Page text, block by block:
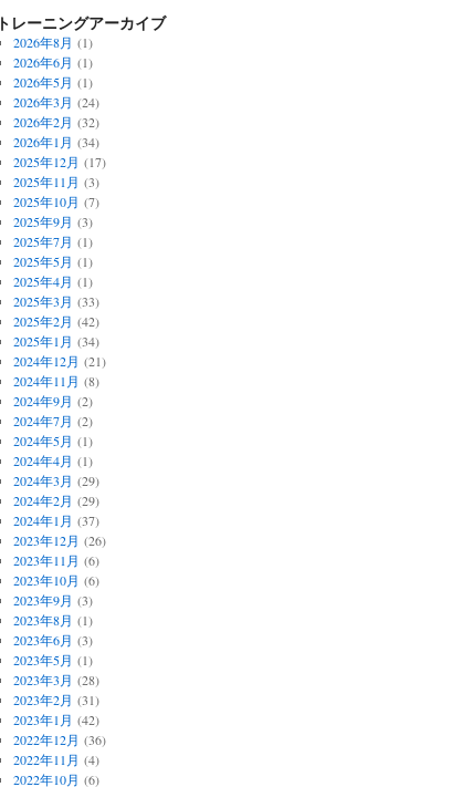
トレーニングアーカイブ
2026年8月 (1)
2026年6月 (1)
2026年5月 (1)
2026年3月 (24)
2026年2月 (32)
2026年1月 (34)
2025年12月 (17)
2025年11月 (3)
2025年10月 (7)
2025年9月 (3)
2025年7月 (1)
2025年5月 (1)
2025年4月 (1)
2025年3月 (33)
2025年2月 (42)
2025年1月 (34)
2024年12月 (21)
2024年11月 (8)
2024年9月 (2)
2024年7月 (2)
2024年5月 (1)
2024年4月 (1)
2024年3月 (29)
2024年2月 (29)
2024年1月 (37)
2023年12月 (26)
2023年11月 (6)
2023年10月 (6)
2023年9月 (3)
2023年8月 (1)
2023年6月 (3)
2023年5月 (1)
2023年3月 (28)
2023年2月 (31)
2023年1月 (42)
2022年12月 (36)
2022年11月 (4)
2022年10月 (6)